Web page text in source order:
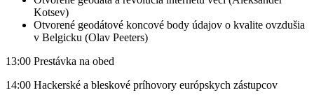
Kotsev)
Otvorené geodátové koncové body údajov o kvalite ovzdušia
v Belgicku (Olav Peeters)
13:00 Prestávka na obed
14:00 Hackerské a bleskové príhovory európskych zástupcov